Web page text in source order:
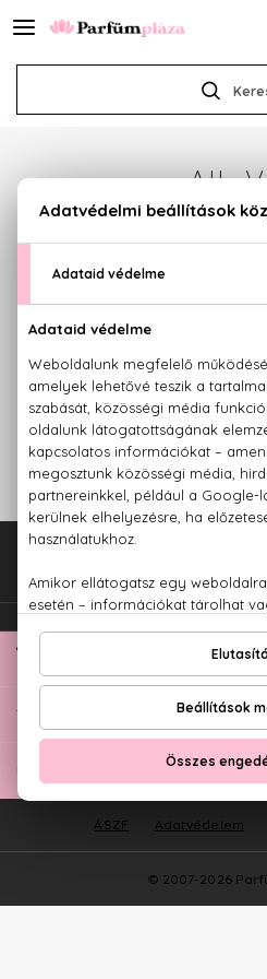
AIL-
Sajnos jelenleg a márka
érhető
Termékajánlataink
SMINK
Fel az oldal
TOP KATEGÓRIÁK
© 2007-2026
ÁSZF Adatvédelem